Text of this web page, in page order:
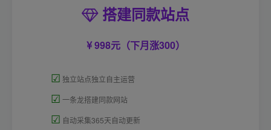
搭建同款站点
998元（下月涨300）
☑ 独立站点独立自主运营
☑ 一条龙搭建同款网站
☑ 自动采集365天自动更新